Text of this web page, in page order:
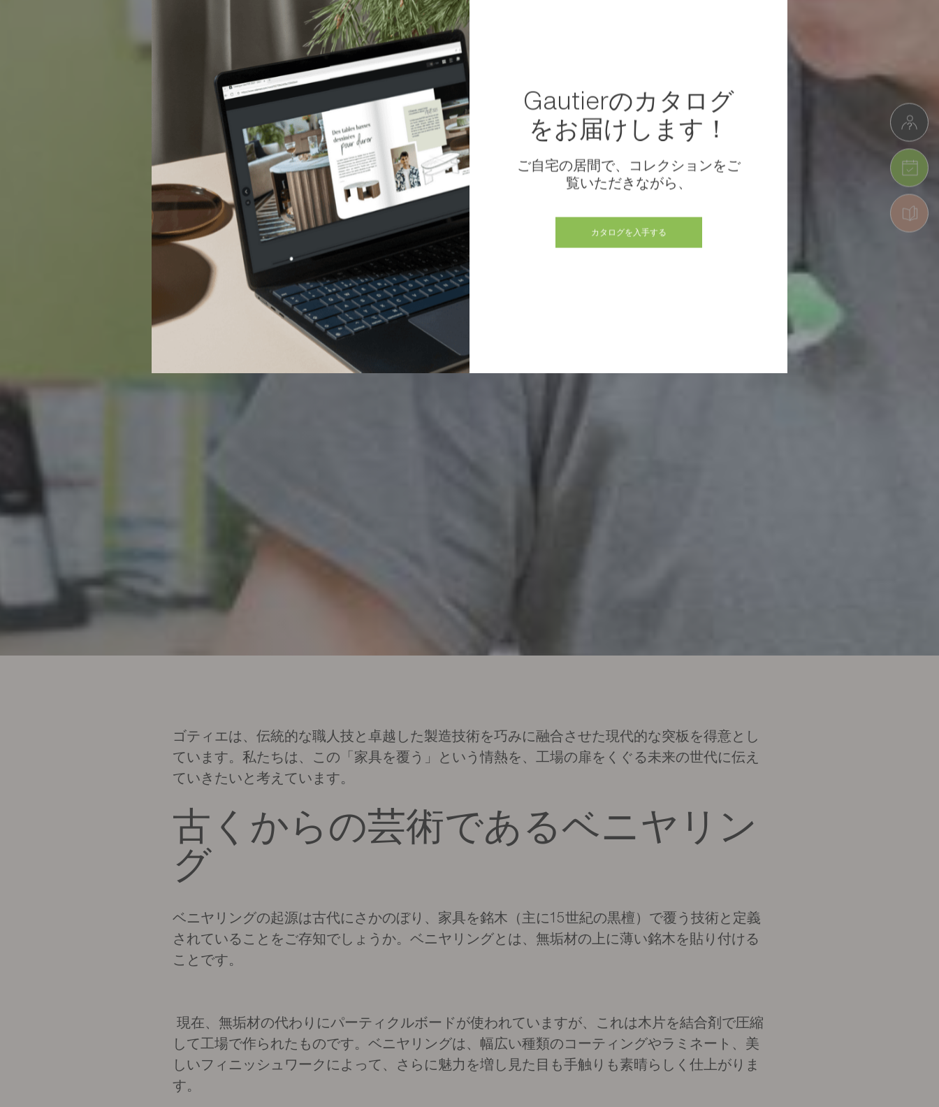
ゴティエは、伝統的な職人技と卓越した製造技術を巧みに融合させた現代的な突板を得意とし
ていきたいと考えています。
古くからの芸術であるベニヤリン
ベニヤリングの起源は古代にさかのぼり、家具を銘木（主に15世紀の黒檀）で覆う技術と定義
されていることをご存知でしょうか。ベニヤリングとは、無垢材の上に薄い銘木を貼り付ける
ことです。
Gautierのカタログ
をお届けします！
ご自宅の居間で、コレクションをご
覧いただきながら、
カタログを入手する